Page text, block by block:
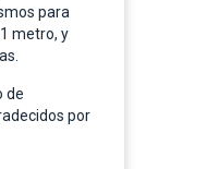
para
metro, y
de
por